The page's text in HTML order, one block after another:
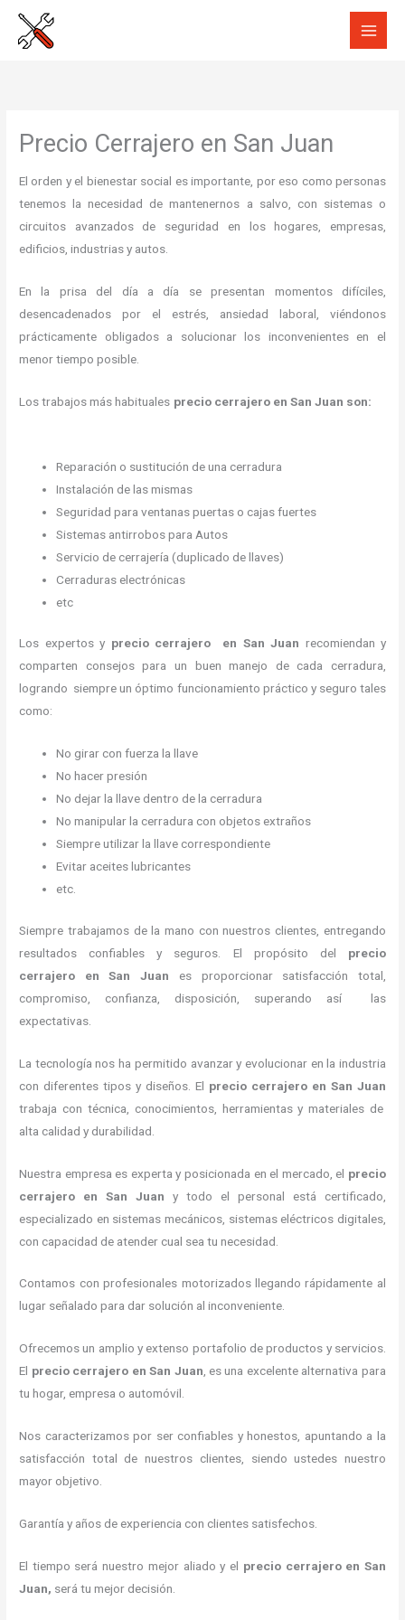
Precio Cerrajero en San Juan
El orden y el bienestar social es importante, por eso como personas
tenemos la necesidad de mantenernos a salvo, con sistemas o
circuitos avanzados de seguridad en los hogares, empresas,
edificios, industrias y autos.
En la prisa del día a día se presentan momentos difíciles,
desencadenados por el estrés, ansiedad laboral, viéndonos
prácticamente obligados a solucionar los inconvenientes en el
menor tiempo posible.
Los trabajos más habituales precio cerrajero en San Juan son:
Reparación o sustitución de una cerradura
Instalación de las mismas
Seguridad para ventanas puertas o cajas fuertes
Sistemas antirrobos para Autos
Servicio de cerrajería (duplicado de llaves)
Cerraduras electrónicas
etc
Los expertos y precio cerrajero en San Juan recomiendan y
comparten consejos para un buen manejo de cada cerradura,
logrando siempre un óptimo funcionamiento práctico y seguro tales
como:
No girar con fuerza la llave
No hacer presión
No dejar la llave dentro de la cerradura
No manipular la cerradura con objetos extraños
Siempre utilizar la llave correspondiente
Evitar aceites lubricantes
etc.
Siempre trabajamos de la mano con nuestros clientes, entregando
resultados confiables y seguros. El propósito del precio
cerrajero en San Juan es proporcionar satisfacción total,
compromiso, confianza, disposición, superando así las
expectativas.
La tecnología nos ha permitido avanzar y evolucionar en la industria
con diferentes tipos y diseños. El precio cerrajero en San Juan
trabaja con técnica, conocimientos, herramientas y materiales de
alta calidad y durabilidad.
Nuestra empresa es experta y posicionada en el mercado, el precio
cerrajero en San Juan y todo el personal está certificado,
especializado en sistemas mecánicos, sistemas eléctricos digitales,
con capacidad de atender cual sea tu necesidad.
Contamos con profesionales motorizados llegando rápidamente al
lugar señalado para dar solución al inconveniente.
Ofrecemos un amplio y extenso portafolio de productos y servicios.
El precio cerrajero en San Juan, es una excelente alternativa para
tu hogar, empresa o automóvil.
Nos caracterizamos por ser confiables y honestos, apuntando a la
satisfacción total de nuestros clientes, siendo ustedes nuestro
mayor objetivo.
Garantía y años de experiencia con clientes satisfechos.
El tiempo será nuestro mejor aliado y el precio cerrajeroen San
Juan, será tu mejor decisión.